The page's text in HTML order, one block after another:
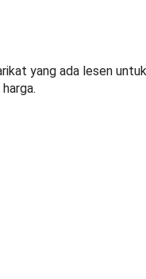
yang ada lesen